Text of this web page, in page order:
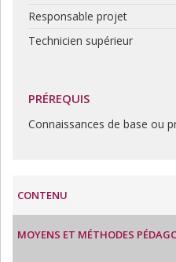
Responsable projet
Technicien supérieur
PRÉREQUIS
Connaissances de base ou
CONTENU
MOYENS ET MÉTHODES